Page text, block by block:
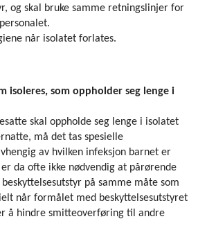
og skal bruke samme retningslinjer for
når isolat­et forlates.
isoleres, som oppholder seg lenge i
skal oppholde seg lenge i isolatet
må det tas spesielle
av hvilken infeksjon barnet er
da ofte ikke nødvendig at pårørende
på samme måte som
når formålet med beskyttelsesutstyret
å hindre smitteoverføring til andre